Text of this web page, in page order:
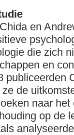
en
die zich
en
publiceerden
de
naar
op de